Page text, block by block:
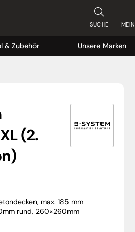
SUCHE MEIN
& Zubehör Unsere Marken
(2.
max. 185 mm
rund, 260×260mm